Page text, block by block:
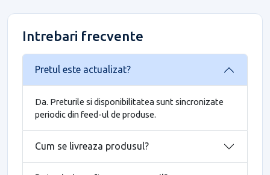
Intrebari frecvente
Pretul este actualizat?
Da. Preturile si disponibilitatea sunt sincronizate
periodic din feed-ul de produse.
Cum se livreaza produsul?